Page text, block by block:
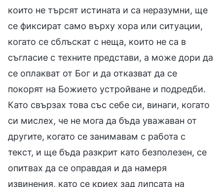
които не търсят истината и са неразумни, ще
се фиксират само върху хора или ситуации,
когато се сблъскат с неща, които не са в
съгласие с техните представи, а може дори да
се оплакват от Бог и да отказват да се
покорят на Божието устройване и подредби.
Като свързах това със себе си, винаги, когато
си мислех, че не мога да бъда уважаван от
другите, когато се занимавам с работа с
текст, и ще бъда разкрит като безполезен, се
опитвах да се оправдая и да намеря
извинения, като се криех зад липсата на